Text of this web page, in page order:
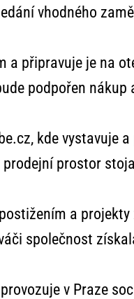
vhodného
a připravuje je na
podpořen nákup
kde vystavuje
prostor
a projekty
společnost
provozuje v Praze